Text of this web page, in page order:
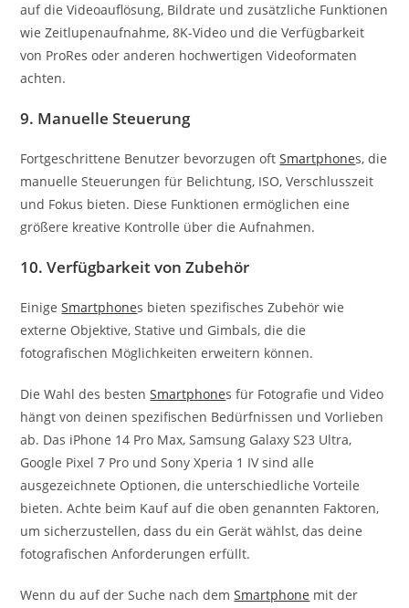
auf die Videoauflösung, Bildrate und zusätzliche Funktionen
wie Zeitlupenaufnahme, 8K-Video und die Verfügbarkeit
von ProRes oder anderen hochwertigen Videoformaten
achten.
9. Manuelle Steuerung
Fortgeschrittene Benutzer bevorzugen oftSmartphones, die
manuelle Steuerungen für Belichtung, ISO, Verschlusszeit
und Fokus bieten. Diese Funktionen ermöglichen eine
größere kreative Kontrolle über die Aufnahmen.
10.Verfügbarkeit von Zubehör
EinigeSmartphones bieten spezifisches Zubehör wie
externe Objektive, Stative und Gimbals, die die
fotografischen Möglichkeiten erweitern können.
Die Wahl des bestenSmartphones für Fotografie und Video
hängt von deinen spezifischen Bedürfnissen und Vorlieben
ab. Das iPhone 14 Pro Max, Samsung Galaxy S23 Ultra,
Google Pixel 7 Pro und Sony Xperia 1 IV sind alle
ausgezeichnete Optionen, die unterschiedliche Vorteile
bieten. Achte beim Kauf auf die oben genannten Faktoren,
um sicherzustellen, dass du ein Gerät wählst, das deine
fotografischen Anforderungen erfüllt.
Wenn du auf der Suche nach demSmartphone mit der